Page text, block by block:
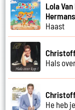
Lola
Haast
Hals
He heb